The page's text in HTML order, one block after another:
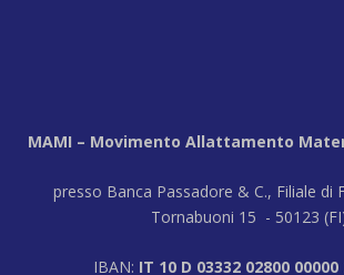
MAMI – Movimento Allattamento
presso Banca Passadore & C., Filiale di
Tornabuoni 15 - 50123
IBAN: IT 10 D 03332 02800 00000